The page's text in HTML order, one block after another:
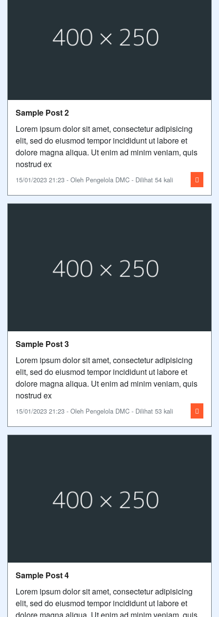
Sample Post 2
Lorem ipsum dolor sit amet, consectetur adipisicing
elit, sed do eiusmod tempor incididunt ut labore et
dolore magna aliqua. Ut enim ad minim veniam, quis
nostrud ex
15/01/2023 21:23 - Oleh Pengelola DMC - Dilihat 54 kali
Sample Post 3
Lorem ipsum dolor sit amet, consectetur adipisicing
elit, sed do eiusmod tempor incididunt ut labore et
dolore magna aliqua. Ut enim ad minim veniam, quis
nostrud ex
15/01/2023 21:23 - Oleh Pengelola DMC - Dilihat 53 kali
Sample Post 4
Lorem ipsum dolor sit amet, consectetur adipisicing
elit, sed do eiusmod tempor incididunt ut labore et